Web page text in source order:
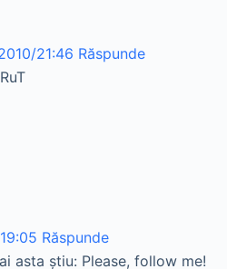
21:46 Răspunde
Răspunde
asta știu: Please, follow me!